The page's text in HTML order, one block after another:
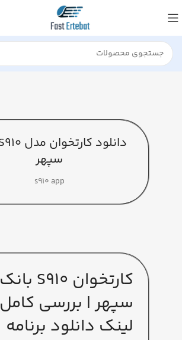
سپهر
s910 app
کارتخوان S910 بانک
سپهر | بررسی
لینک دانلود برنامه